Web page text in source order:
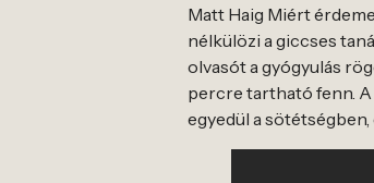
Matt Haig Miért
nélkülözi a giccses
olvasót a gyógyulás
percre tartható fenn. A
egyedül a